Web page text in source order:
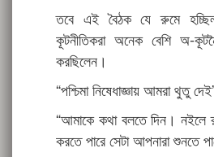
তবে এই বৈঠক যে রুমে
কূটনীতিকরা অনেক বেশি অ-
করছিলেন।
“পশ্চিমা নিষেধাজ্ঞায় আমরা থুতু
“আমাকে কথা বলতে দিন। নইলে
করতে পারে সেটা আপনারা শুনতে